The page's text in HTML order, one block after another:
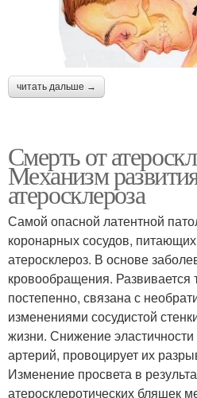
читать дальше →
Смерть от
Механизм
атеросклероза
Самой опасной латентной
коронарных сосудов,
атеросклероз. В основе
кровообращения. Развивается
постепенно, связана с
изменениями сосудистой
жизни. Снижение эластичности
артерий, провоцирует их
Изменение просвета в
атеросклеротических бляшек